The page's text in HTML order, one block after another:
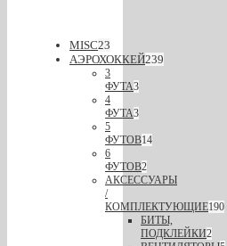
MISC23
АЭРОХОККЕЙ239
3
ФУТА3
4
ФУТА3
5
ФУТОВ14
6
ФУТОВ2
АКСЕССУАРЫ
/
КОМПЛЕКТУЮЩИЕ190
БИТЫ,
ПОДКЛЕЙКИ2